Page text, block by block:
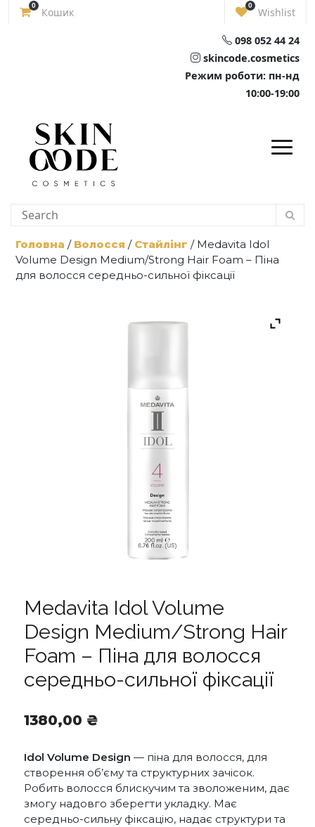
Skip
0
Кошик
0
Wishlist
098 052 44 24
skincode.cosmetics
Режим роботи: пн-нд
10:00-19:00
Головна / Волосся / Стайлінг / Medavita Idol
Volume Design Medium/Strong Hair Foam – Піна
для волосся середньо-сильної фіксації
Medavita Idol Volume
Design Medium/Strong Hair
Foam – Піна для волосся
середньо-сильної фіксації
1380,00 ₴
Idol Volume Design — піна для волосся, для
створення об’єму та структурних зачісок.
Робить волосся блискучим та зволоженим, дає
змогу надовго зберегти укладку. Має
середньо-сильну фіксацію, надає структури та